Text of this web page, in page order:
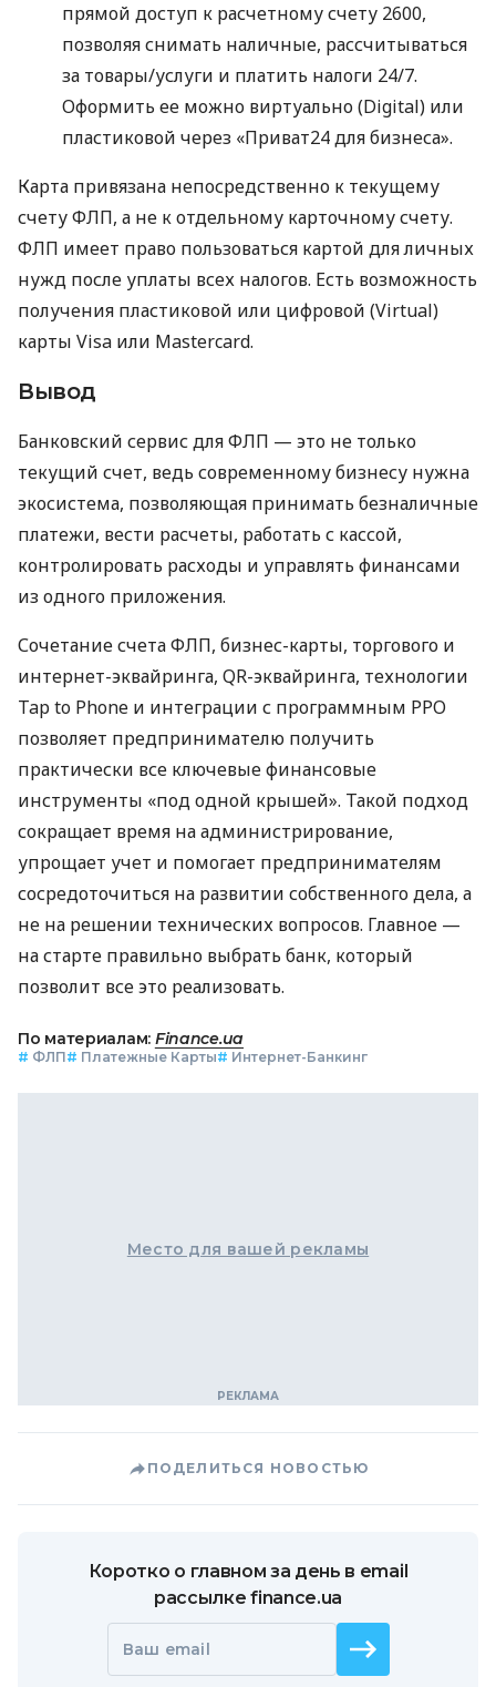
прямой доступ к расчетному счету 2600,
позволяя снимать наличные, рассчитываться
за товары/услуги и платить налоги 24/7.
Оформить ее можно виртуально (Digital) или
пластиковой через «Приват24 для бизнеса».
Карта привязана непосредственно к текущему
счету ФЛП, а не к отдельному карточному счету.
ФЛП имеет право пользоваться картой для личных
нужд после уплаты всех налогов. Есть возможность
получения пластиковой или цифровой (Virtual)
карты Visa или Mastercard.
Вывод
Банковский сервис для ФЛП — это не только
текущий счет, ведь современному бизнесу нужна
экосистема, позволяющая принимать безналичные
платежи, вести расчеты, работать с кассой,
контролировать расходы и управлять финансами
из одного приложения.
Сочетание счета ФЛП, бизнес-карты, торгового и
интернет-эквайринга, QR-эквайринга, технологии
Tap to Phone и интеграции с программным РРО
позволяет предпринимателю получить
практически все ключевые финансовые
инструменты «под одной крышей». Такой подход
сокращает время на администрирование,
упрощает учет и помогает предпринимателям
сосредоточиться на развитии собственного дела, а
не на решении технических вопросов. Главное —
на старте правильно выбрать банк, который
позволит все это реализовать.
По материалам: Finance.ua
# ФЛП# Платежные Карты# Интернет-Банкинг
Место для вашей рекламы
ПОДЕЛИТЬСЯ НОВОСТЬЮ
Коротко о главном за день в email
рассылке finance.ua
Ваш email